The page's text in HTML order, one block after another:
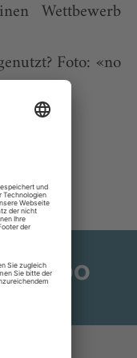
Wettbewerb
Foto: «no
Abo